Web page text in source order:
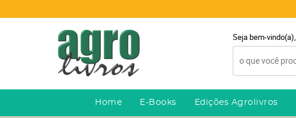
Seja bem-vindo(a),
Home E-Books Edições Agrolivros